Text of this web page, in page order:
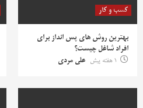
کسب و کار
بهترین روش‌ های پس‌ انداز برای
افراد شاغل چیست؟
1 هفته پیش
علی مردی